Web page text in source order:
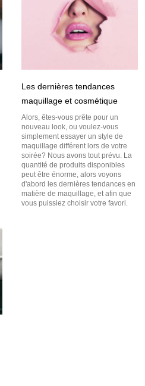
Les dernières tendances
maquillage et cosmétique
Alors, êtes-vous prête pour un
nouveau look, ou voulez-vous
simplement essayer un style de
maquillage différent lors de votre
soirée? Nous avons tout prévu. La
quantité de produits disponibles
peut être énorme, alors voyons
d'abord les dernières tendances en
matière de maquillage, et afin que
vous puissiez choisir votre favori.